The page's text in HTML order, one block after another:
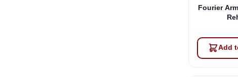
Fourier
Add